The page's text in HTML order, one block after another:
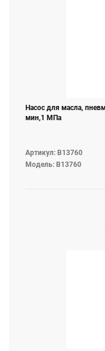
Насос для масла,
мин,1 МПа
Артикул: B13760
Модель: B13760